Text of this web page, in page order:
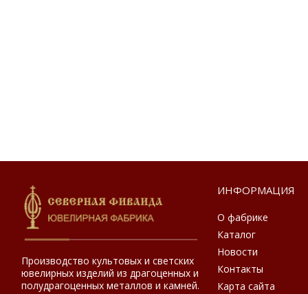
Производство культовых и светских
ювелирных изделий из драгоценных и
полудрагоценных металлов и камней.
ИНФОРМАЦИЯ
О фабрике
Каталог
Новости
Контакты
Карта сайта